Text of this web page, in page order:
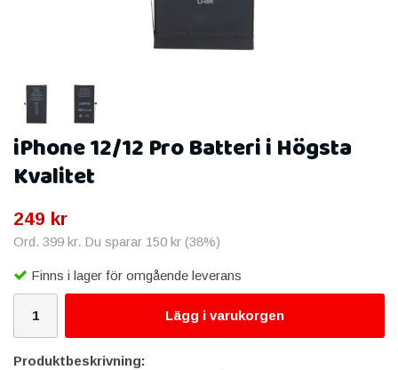
iPhone 12/12 Pro Batteri i Högsta
Kvalitet
249 kr
Ord. 399 kr. Du sparar 150 kr (38%)
Finns i lager för omgående leverans
Lägg i varukorgen
Produktbeskrivning: